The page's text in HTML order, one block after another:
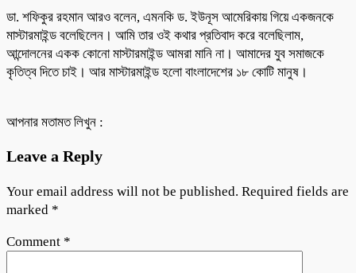
ডা. শফিকুর রহমান আরও বলেন, এমনকি ড. ইউনূস আমেরিকায় গিয়ে একজনকে
মাস্টারমাইন্ড বলেছিলেন। আমি তার ওই কথার প্রতিবাদ করে বলেছিলাম,
আন্দোলনের একক কোনো মাস্টারমাইন্ড আমরা মানি না। আমাদের যুব সমাজকে
কৃতিত্ব দিতে চাই। আর মাস্টারমাইন্ড হলো বাংলাদেশের ১৮ কোটি মানুষ।
আপনার মতামত লিখুন :
Leave a Reply
Your email address will not be published. Required fields are
marked *
Comment *